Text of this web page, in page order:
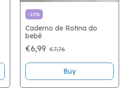
-10%
Caderno de Rotina do
bebê
€6,99 €7,76